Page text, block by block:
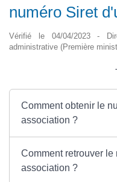
numéro Siret
Vérifié le 04/04/2023 -
administrative (Première
Comment obtenir le
association ?
Comment retrouver le
association ?